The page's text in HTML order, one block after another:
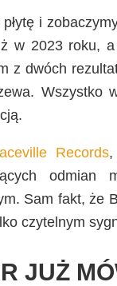
i
w 2023 roku,
z dwóch
Records,
odmian
Sam fakt, że
czytelnym
JUŻ